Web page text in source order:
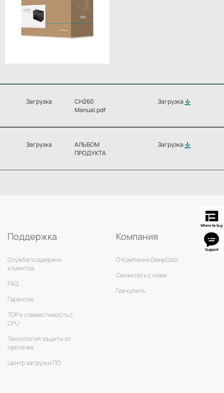
Загрузка
CH260
Manual.pdf
Загрузка
Загрузка
АЛЬБОМ
ПРОДУКТА
Загрузка
Поддержка
Служба поддержки
клиентов
FAQ
Гарантия
TDP и совместимость с
CPU
Технология защиты от
протечек
Центр загрузки ПО
Компания
О Компании DeepCool
Свяжитесь с нами
Где купить